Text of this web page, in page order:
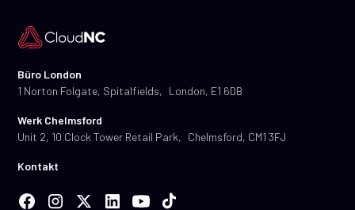
Büro London
1 Norton Folgate, Spitalfields, London, E1 6DB
Werk Chelmsford
Unit 2, 10 Clock Tower Retail Park, Chelmsford, CM1 3FJ
Kontakt